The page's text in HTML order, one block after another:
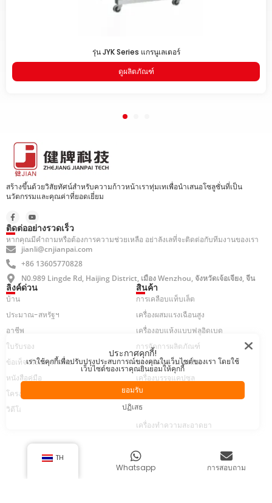
รุ่น JYK Series แกรนูเลเตอร์
ดูผลิตภัณฑ์
สร้างขึ้นด้วยวิสัยทัศน์สำหรับความก้าวหน้าเราทุ่มเทเพื่อนำเสนอโซลูชั่นที่เป็น
นวัตกรรมและคุณค่าที่ยอดเยี่ยม
ลิงค์ด่วน
บ้าน
ประมาณ-สหรัฐฯ
อาชีพ
ใบรับรอง
ข้อเท็จจริงและตัวเลข
หนังสือคู่มือ
โครงการ
วิดีโอ
สินค้า
การเคลือบแท็บเล็ต
เครื่องผสมแรงเฉือนสูง
เครื่องอบแห้งแบบฟลูอิดเบด
การจัดการผลิตภัณฑ์
การผลิตอย่างต่อเนื่อง
เครื่องบรรจุแคปซูล
โรงงานยา
เครื่องปั่นยา
เครื่องทำความสะอาดยา
ติดต่ออย่างรวดเร็ว
หากคุณมีคำถามหรือต้องการความช่วยเหลือ อย่าลังเลที่จะติดต่อกับทีมงานของเรา
jianli@cnjianpai.com
+86 13605770828
N0.989 Lingde Rd, Haijing District, เมือง Wenzhou, จังหวัดเจ้อเจียง, จีน
ลิขสิทธิ์© Zhejiang Jianpai Machinery
Technology Co. , Ltd .. สงวนลิขสิทธิ์
นโยบายความเป็นส่วนตัว
ประกาศคุกกี้!
เราใช้คุกกี้เพื่อปรับปรุงประสบการณ์ของคุณในเว็บไซต์ของเรา โดยใช้
เว็บไซต์ของเราคุณยินยอมให้คุกกี้
ยอมรับ
ปฏิเสธ
Whatsapp การสอบถาม
TH